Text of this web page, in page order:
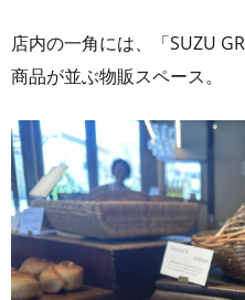
店内の一角には、「SUZU
商品が並ぶ物販スペース。